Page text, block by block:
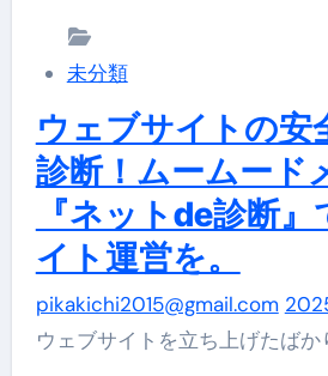
ー
ビ
ス
ド
メ
イ
ン
メ
ー
ル
×GMO
コ
マ
ー
ス】
SNS
販
未分類
ウェブサイトの安
診断！ムームード
『ネットde診断
イト運営を。
pikakichi2015@gmail.com
ウェブサイトを立ち上げたば